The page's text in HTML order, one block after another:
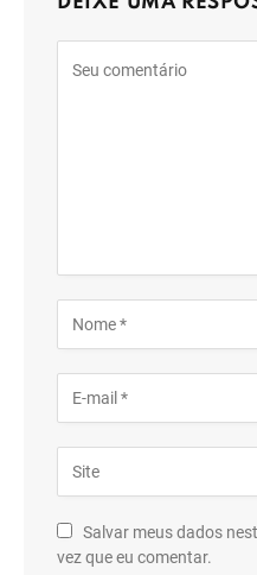
Salvar meus dados
vez que eu comentar.